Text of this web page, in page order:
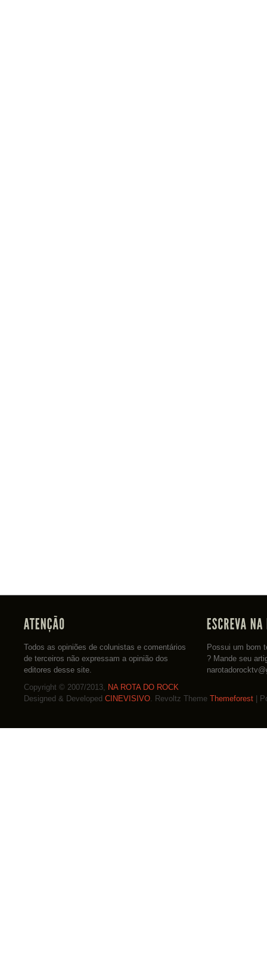
Todos as opiniões de colunistas e comentários
de terceiros não expressam a opinião dos
editores desse site.
Possui um bom
? Mande seu
Copyright © 2007/2013, NA ROTA DO ROCK
Designed & Developed CINEVISIVO. Revoltz Theme Themeforest |